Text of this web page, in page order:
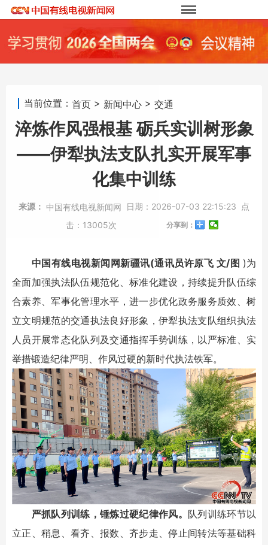
当前位置： 首页 > 新闻中心 > 交通
淬炼作风强根基 砺兵实训树形象
——伊犁执法支队扎实开展军事
化集中训练
来源： 中国有线电视新闻网 日期： 2026-07-03 22:15:23
点
击： 13005次 分享到：
中国有线电视新闻网新疆讯(通讯员许原飞 文/图 )为
全面加强执法队伍规范化、标准化建设，持续提升队伍综
合素养、军事化管理水平，进一步优化政务服务质效、树
立文明规范的交通执法良好形象，伊犁执法支队组织执法
人员开展常态化队列及交通指挥手势训练，以严标准、实
举措锻造纪律严明、作风过硬的新时代执法铁军。
严抓队列训练，锤炼过硬纪律作风。 队列训练环节以
立正、稍息、看齐、报数、齐步走、停止间转法等基础科